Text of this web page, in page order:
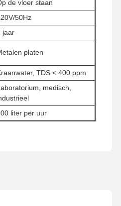
Neem
Contact Met
Ons Op
Nieuws
de vloer staan
50Hz
jaar
platen
TDS < 400 ppm
medisch,
liter per uur